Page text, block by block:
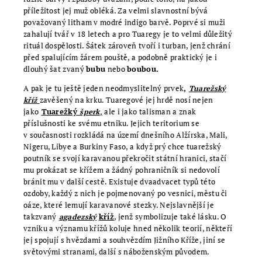
příležitost jej muž obléká. Za velmi slavnostní bývá
považovaný litham v modré indigo barvě. Poprvé si muži
zahalují tvář v 18 letech a pro Tuaregy je to velmi důležitý
rituál dospělosti. Šátek zároveň tvoří i turban, jenž chrání
před spalujícím žárem pouště, a podobně praktický je i
dlouhý šat zvanýbubu neboboubou.
A pak je tu ještě jeden neodmyslitelný prvek, Tuarežský
kříž zavěšený na krku. Tuaregové jej hrdě nosí nejen
jako Tuarežkýšperk, ale i jako talisman a znak
příslušnosti ke svému etniku. Jejich teritorium se
v současnosti rozkládá na území dnešního Alžírska, Mali,
Nigeru, Libye a Burkiny Faso, a když prý chce tuarežský
poutník se svojí karavanou překročit státní hranici, stačí
mu prokázat se křížem a žádný pohraničník si nedovolí
bránit mu v další cestě. Existuje dvaadvacet typů této
ozdoby, každý z nich je pojmenovaný po vesnici, městu či
oáze, které lemují karavanové stezky.Nejslavnější je
takzvaný agadezský kříž, jenž symbolizuje také lásku. O
vzniku a významu křížů koluje hned několik teorií, někteří
jej spojují s hvězdami a souhvězdím Jižního Kříže, jiní se
světovými stranami, další s náboženským původem.